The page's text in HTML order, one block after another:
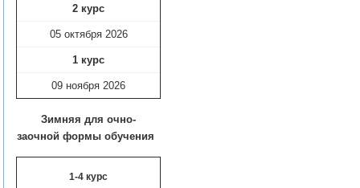
2 курс
05 октября 2026
1 курс
09 ноября 2026
Зимняя для очно-
заочной формы обучения
1-4 курс